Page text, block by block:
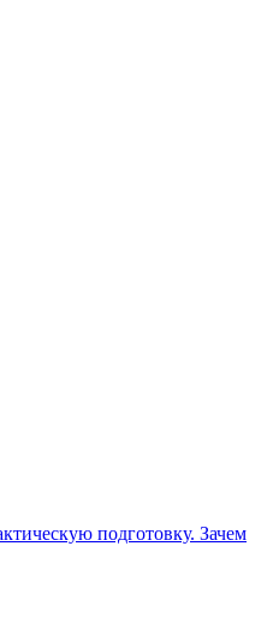
подготовку. Зачем